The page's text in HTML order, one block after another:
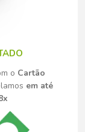
o Cartão
em até